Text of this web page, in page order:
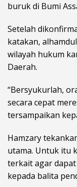
buruk di Bumi
Setelah
katakan,
wilayah hukum
Daerah.
“Bersyukurlah,
secara cepat
tersampaikan
Hamzary
utama. Untuk itu
terkait agar
kepada balita